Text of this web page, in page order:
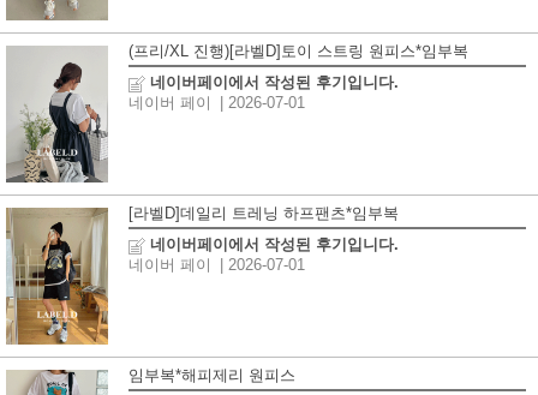
(프리/XL 진행)[라벨D]토이 스트링 원피스*임부복
네이버페이에서 작성된 후기입니다.
네이버 페이
| 2026-07-01
[라벨D]데일리 트레닝 하프팬츠*임부복
네이버페이에서 작성된 후기입니다.
네이버 페이
| 2026-07-01
임부복*해피제리 원피스